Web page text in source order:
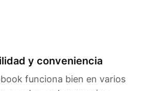
y conveniencia
funciona bien en varios